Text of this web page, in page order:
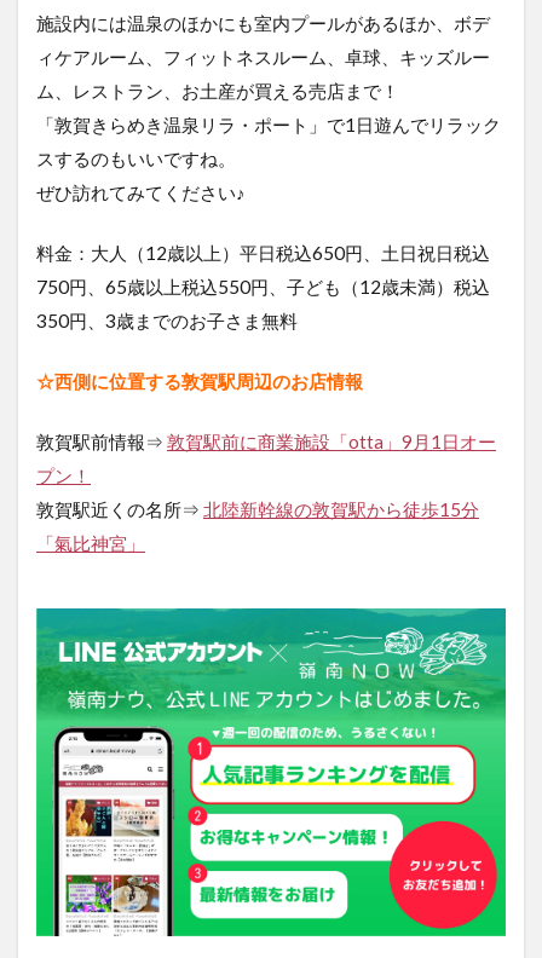
施設内には温泉のほかにも室内プールがあるほか、ボデ
ィケアルーム、フィットネスルーム、卓球、キッズルー
ム、レストラン、お土産が買える売店まで！
「敦賀きらめき温泉リラ・ポート」で1日遊んでリラック
スするのもいいですね。
ぜひ訪れてみてください♪
料金：大人（12歳以上）平日税込650円、土日祝日税込
750円、65歳以上税込550円、子ども（12歳未満）税込
350円、3歳までのお子さま無料
☆西側に位置する敦賀駅周辺のお店情報
敦賀駅前情報⇒ 敦賀駅前に商業施設「otta」9月1日オー
プン！
敦賀駅近くの名所⇒ 北陸新幹線の敦賀駅から徒歩15分
「氣比神宮」